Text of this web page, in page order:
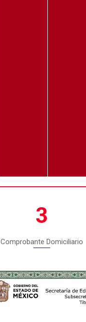
3
Comprobante Domiciliario